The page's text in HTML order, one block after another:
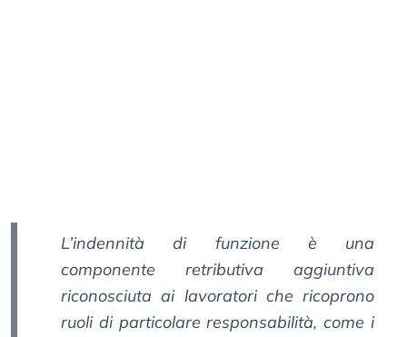
L’indennità di funzione è una
componente retributiva aggiuntiva
riconosciuta ai lavoratori che ricoprono
ruoli di particolare responsabilità, come i